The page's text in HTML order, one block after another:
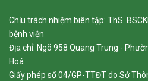
Chịu trách nhiệm biên tập: ThS.
bệnh viện
Địa chỉ: Ngõ 958 Quang Trung -
Hoá
Giấy phép số 04/GP-TTĐT do Sở